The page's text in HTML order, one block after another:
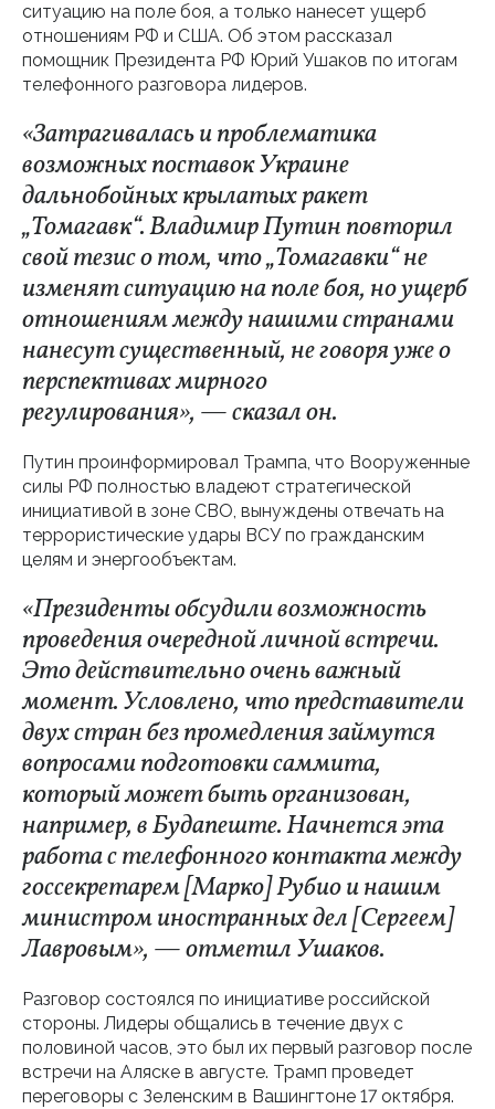
ситуацию на поле боя, а только нанесет ущерб
отношениям РФ и США. Об этом рассказал
помощник Президента РФ Юрий Ушаков по итогам
телефонного разговора лидеров.
«Затрагивалась и проблематика
возможных поставок Украине
дальнобойных крылатых ракет
„Томагавк“. Владимир Путин повторил
свой тезис о том, что „Томагавки“ не
изменят ситуацию на поле боя, но ущерб
отношениям между нашими странами
нанесут существенный, не говоря уже о
перспективах мирного
регулирования», — сказал он.
Путин проинформировал Трампа, что Вооруженные
силы РФ полностью владеют стратегической
инициативой в зоне СВО, вынуждены отвечать на
террористические удары ВСУ по гражданским
целям и энергообъектам.
«Президенты обсудили возможность
проведения очередной личной встречи.
Это действительно очень важный
момент. Условлено, что представители
двух стран без промедления займутся
вопросами подготовки саммита,
который может быть организован,
например, в Будапеште. Начнется эта
работа с телефонного контакта между
госсекретарем [Марко] Рубио и нашим
министром иностранных дел [Сергеем]
Лавровым», — отметил Ушаков.
Разговор состоялся по инициативе российской
стороны. Лидеры общались в течение двух с
половиной часов, это был их первый разговор после
встречи на Аляске в августе. Трамп проведет
переговоры с Зеленским в Вашингтоне 17 октября.